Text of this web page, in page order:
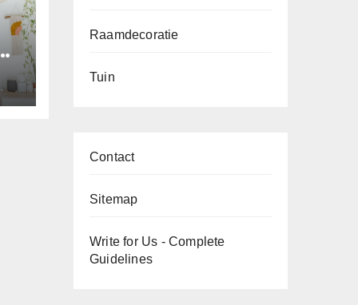
Raamdecoratie
Tuin
Contact
Sitemap
Write for Us - Complete
Guidelines